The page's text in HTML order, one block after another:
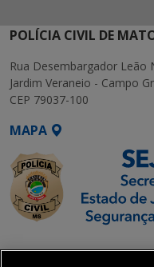
POLÍCIA CIVIL DE
Rua Desembargador Leão
Jardim Veraneio - Campo
CEP 79037-100
MAPA